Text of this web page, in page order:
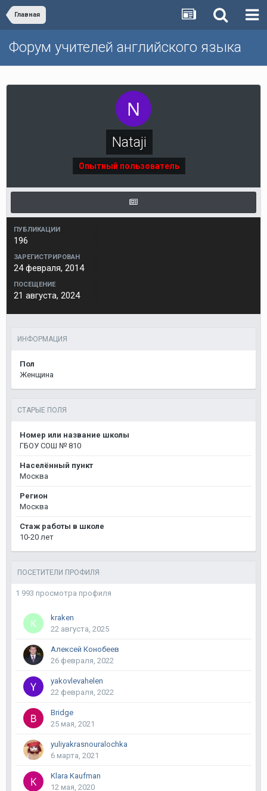
Главная
Форум учителей английского языка
Nataji
Опытный пользователь
ПУБЛИКАЦИИ
196
ЗАРЕГИСТРИРОВАН
24 февраля, 2014
ПОСЕЩЕНИЕ
21 августа, 2024
ИНФОРМАЦИЯ
Пол
Женщина
СТАРЫЕ ПОЛЯ
Номер или название школы
ГБОУ СОШ № 810
Населённый пункт
Москва
Регион
Москва
Стаж работы в школе
10-20 лет
ПОСЕТИТЕЛИ ПРОФИЛЯ
1 993 просмотра профиля
kraken
22 августа, 2025
Алексей Конобеев
26 февраля, 2022
yakovlevahelen
22 февраля, 2022
Bridge
25 мая, 2021
yuliyakrasnouralochka
6 марта, 2021
Klara Kaufman
12 мая, 2020